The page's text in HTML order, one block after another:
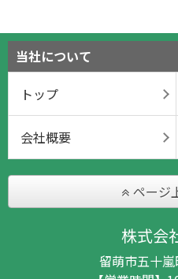
当社について
トップ
会社概要
ページ
株式
留萌市五十